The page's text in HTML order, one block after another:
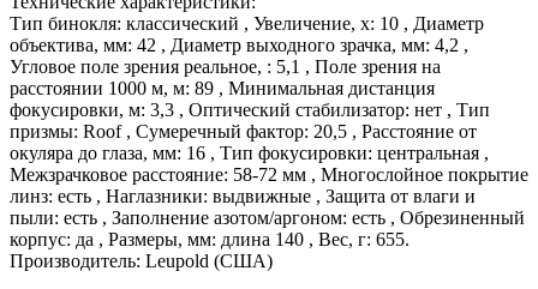
Тип бинокля: классический , Увеличение, x: 10 , Диаметр
объектива, мм: 42 , Диаметр выходного зрачка, мм: 4,2 ,
Угловое поле зрения реальное, : 5,1 , Поле зрения на
расстоянии 1000 м, м: 89 , Минимальная дистанция
фокусировки, м: 3,3 , Оптический стабилизатор: нет , Тип
призмы: Roof , Сумеречный фактор: 20,5 , Расстояние от
окуляра до глаза, мм: 16 , Тип фокусировки: центральная ,
Межзрачковое расстояние: 58-72 мм , Многослойное покрытие
линз: есть , Наглазники: выдвижные , Защита от влаги и
пыли: есть , Заполнение азотом/аргоном: есть , Обрезиненный
корпус: да , Размеры, мм: длина 140 , Вес, г: 655.
Производитель: Leupold (США)